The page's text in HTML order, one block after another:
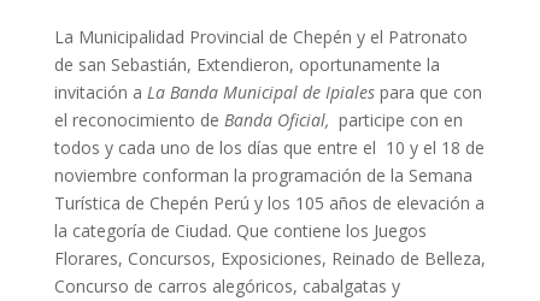
La Municipalidad Provincial de Chepén y el Patronato
de san Sebastián, Extendieron, oportunamente la
invitación a La Banda Municipal de Ipialespara que con
el reconocimiento de Banda Oficial, participe con en
todos y cada uno de los días que entre el 10 y el 18 de
noviembre conforman la programación de la Semana
Turística de Chepén Perú y los 105 años de elevación a
la categoría de Ciudad. Que contiene los Juegos
Florares, Concursos, Exposiciones, Reinado de Belleza,
Concurso de carros alegóricos, cabalgatas y